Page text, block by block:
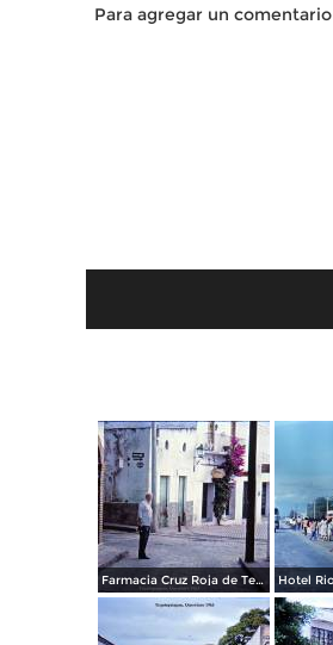
Para agregar un comentario
Farmacia Cruz Roja de Tequisquiapan, Querétaro 1963.